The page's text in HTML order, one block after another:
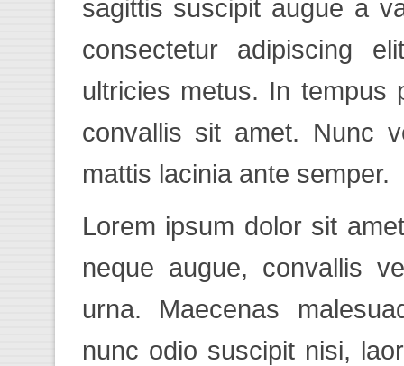
sagittis suscipit augue a
consectetur adipiscing
ultricies metus. In tempus
convallis sit amet. Nunc
mattis lacinia ante semper.
Lorem ipsum dolor sit
neque augue, convallis
urna. Maecenas
nunc odio suscipit nisi,